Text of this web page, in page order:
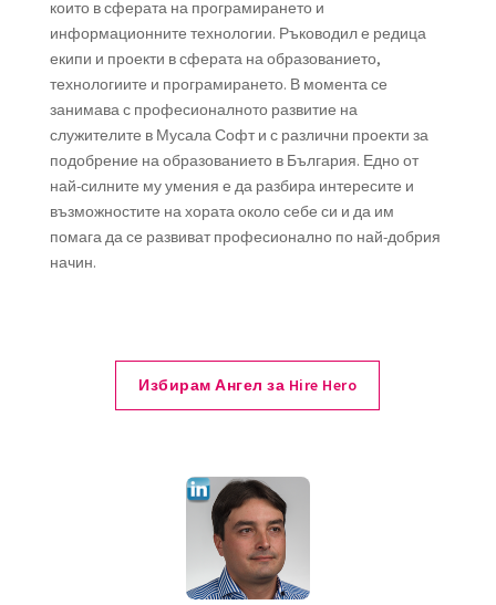
които в сферата на програмирането и
информационните технологии. Ръководил е редица
екипи и проекти в сферата на образованието,
технологиите и програмирането. В момента се
занимава с професионалното развитие на
служителите в Мусала Софт и с различни проекти за
подобрение на образованието в България. Едно от
най-силните му умения е да разбира интересите и
възможностите на хората около себе си и да им
помага да се развиват професионално по най-добрия
начин.
Избирам Ангел за Hire Hero